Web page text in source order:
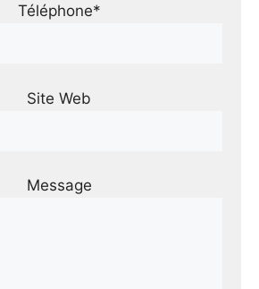
Téléphone*
Site Web
Message